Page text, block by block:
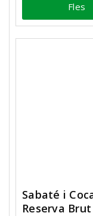
Fles
Sabaté i
Reserva Brut